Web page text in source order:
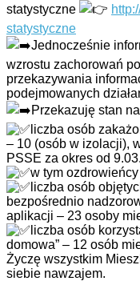
statystyczne
statystyczne
Jednocześnie
wzrostu zachorowań
przekazywania
podejmowanych
Przekazuję stan
liczba osób
– 10 (osób w izolacji),
PSSE za okres od
w tym ozdrowieńcy
liczba osób
bezpośrednio
aplikacji – 23 osoby
liczba osób
domowa” – 12 osób
Życzę wszystkim
siebie nawzajem.